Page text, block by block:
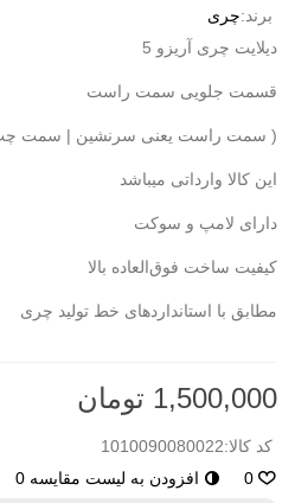
برند:چری
دیلایت چری آریزو 5
قسمت جلویی سمت راست
( سمت راست یعنی سرنشین | سمت چپ
این کالا وارداتی میباشد
دارای لامپ و سوکت
کیفیت ساخت فوق‌العاده بالا
مطابق با استانداردهای خط تولید چری
1,500,000 تومان
کد کالا:1010090080022
0
افزودن به لیست مقایسه 0